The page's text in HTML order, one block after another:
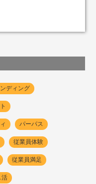
ディング
パーパス
従業員体験
従業員満足
活